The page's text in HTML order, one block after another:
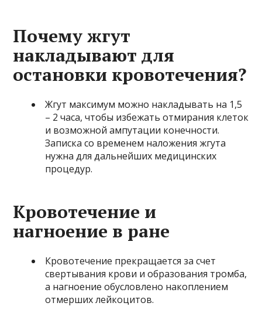
Почему жгут
накладывают для
остановки кровотечения?
Жгут максимум можно накладывать на 1,5
– 2 часа, чтобы избежать отмирания клеток
и возможной ампутации конечности.
Записка со временем наложения жгута
нужна для дальнейших медицинских
процедур.
Кровотечение и
нагноение в ране
Кровотечение прекращается за счет
свертывания крови и образования тромба,
а нагноение обусловлено накоплением
отмерших лейкоцитов.